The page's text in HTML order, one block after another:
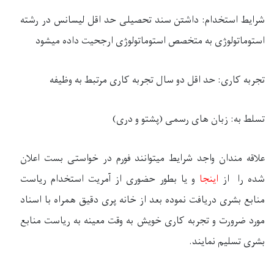
شرایط استخدام: داشتن سند تحصیلی حد اقل لیسانس در رشته
استوماتولوژی به متخصص استوماتولوژی ارجحیت داده میشود
تجربه کاری:حد اقل دو سال تجربه کاری مرتبط به وظیفه
تسلط به: زبان های رسمی (پشتو و دری)
علاقه مندان واجد شرایط میتوانند فورم در خواستی بست اعلان
شده را از اینجا و یا بطور حضوری از آمریت استخدام ریاست
منابع بشری دریافت نموده بعد از خانه پری دقیق همراه با اسناد
مورد ضرورت وتجربه کاری خویش به وقت معینه به ریاست منابع
بشری تسلیم نمایند.